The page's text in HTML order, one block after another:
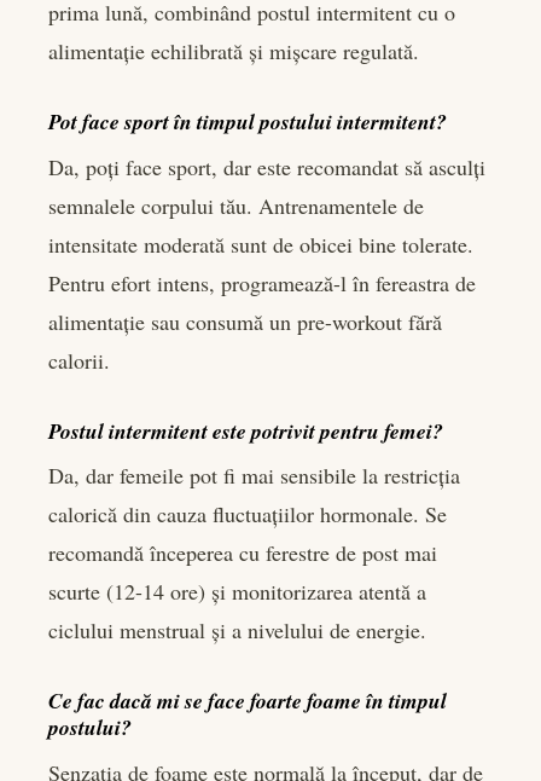
prima lună, combinând postul intermitent cu o
alimentație echilibrată și mișcare regulată.
Pot face sport în timpul postului intermitent?
Da, poți face sport, dar este recomandat să asculți
semnalele corpului tău. Antrenamentele de
intensitate moderată sunt de obicei bine tolerate.
Pentru efort intens, programează-l în fereastra de
alimentație sau consumă un pre-workout fără
calorii.
Postul intermitent este potrivit pentru femei?
Da, dar femeile pot fi mai sensibile la restricția
calorică din cauza fluctuațiilor hormonale. Se
recomandă începerea cu ferestre de post mai
scurte (12-14 ore) și monitorizarea atentă a
ciclului menstrual și a nivelului de energie.
Ce fac dacă mi se face foarte foame în timpul
postului?
Senzația de foame este normală la început, dar de